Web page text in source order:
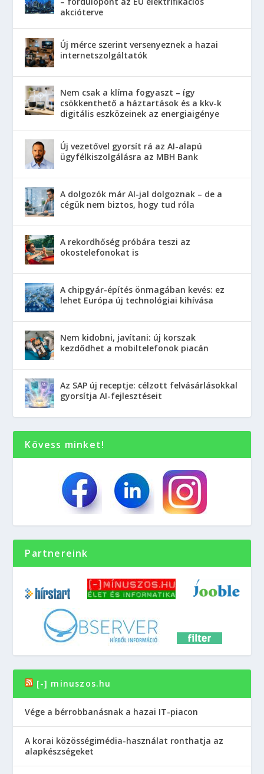
akcióterve
Új mérce szerint versenyeznek a hazai
internetszolgáltatók
Nem csak a klíma fogyaszt – így
csökkenthető a háztartások és a kkv-k
digitális eszközeinek az energiaigénye
Új vezetővel gyorsít rá az AI-alapú
ügyfélkiszolgálásra az MBH Bank
A dolgozók már AI-jal dolgoznak – de a
cégük nem biztos, hogy tud róla
A rekordhőség próbára teszi az
okostelefonokat is
A chipgyár-építés önmagában kevés: ez
lehet Európa új technológiai kihívása
Nem kidobni, javítani: új korszak
kezdődhet a mobiltelefonok piacán
Az SAP új receptje: célzott felvásárlásokkal
gyorsítja AI-fejlesztéseit
Kövess minket!
Partnereink
[-] minuszos.hu
Vége a bérrobbanásnak a hazai IT-piacon
A korai közösségimédia-használat ronthatja az
alapkészségeket